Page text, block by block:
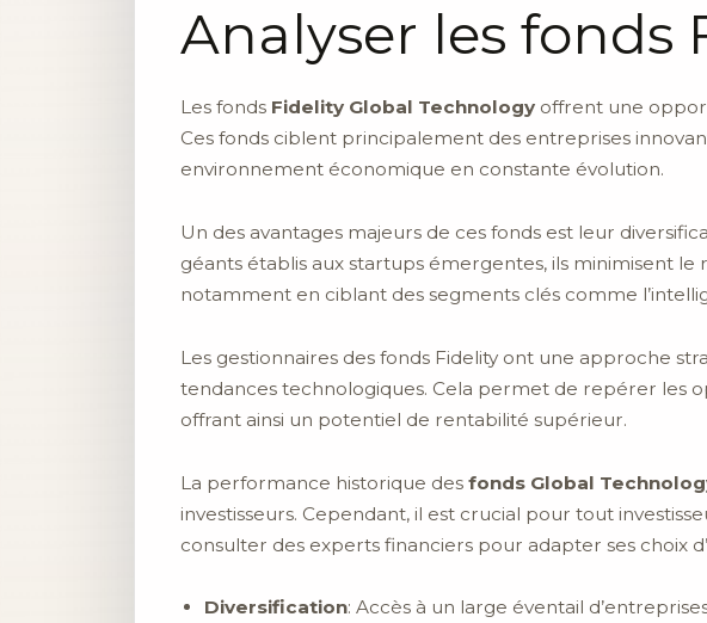
Analyser les fonds
Les fonds Fidelity Global Technology offrent une
Ces fonds ciblent principalement des entreprises
environnement économique en constante évolution.
Un des avantages majeurs de ces fonds est leur
géants établis aux startups émergentes, ils minimisent
notamment en ciblant des segments clés comme
Les gestionnaires des fonds Fidelity ont une approche
tendances technologiques. Cela permet de repérer les
offrant ainsi un potentiel de rentabilité supérieur.
La performance historique des fonds Global
investisseurs. Cependant, il est crucial pour tout
consulter des experts financiers pour adapter ses choix
Diversification: Accès à un large éventail